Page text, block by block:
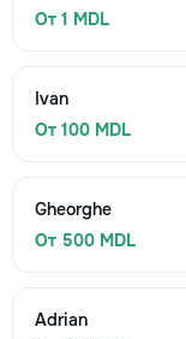
От 1 MDL
Ivan
От 100 MDL
Gheorghe
От 500 MDL
Adrian